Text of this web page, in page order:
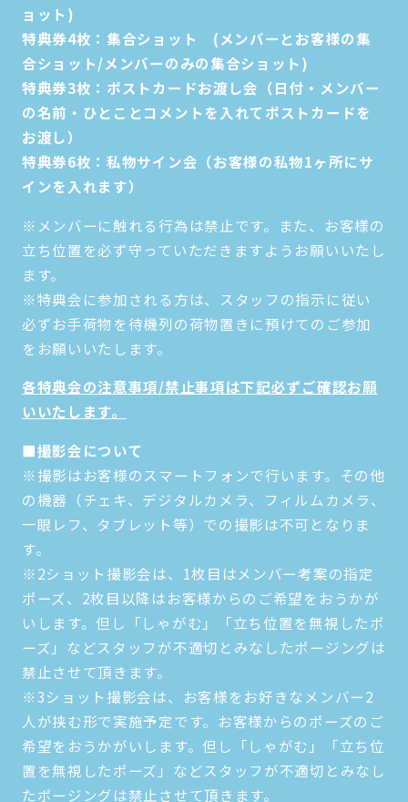
ョット)
特典券4枚：集合ショット (メンバーとお客様の集
合ショット/メンバーのみの集合ショット)
特典券3枚：ポストカードお渡し会（日付・メンバー
の名前・ひとことコメントを入れてポストカードを
お渡し）
特典券6枚：私物サイン会（お客様の私物1ヶ所にサ
インを入れます）
※メンバーに触れる行為は禁止です。また、お客様の
立ち位置を必ず守っていただきますようお願いいたし
ます。
※特典会に参加される方は、スタッフの指示に従い
必ずお手荷物を待機列の荷物置きに預けてのご参加
をお願いいたします。
各特典会の注意事項/禁止事項は下記必ずご確認お願
いいたします。
■撮影会について
※撮影はお客様のスマートフォンで行います。その他
の機器（チェキ、デジタルカメラ、フィルムカメラ、
一眼レフ、タブレット等）での撮影は不可となりま
す。
※2ショット撮影会は、1枚目はメンバー考案の指定
ポーズ、2枚目以降はお客様からのご希望をおうかが
いします。但し「しゃがむ」「立ち位置を無視したポ
ーズ」などスタッフが不適切とみなしたポージングは
禁止させて頂きます。
※3ショット撮影会は、お客様をお好きなメンバー2
人が挟む形で実施予定です。お客様からのポーズのご
希望をおうかがいします。但し「しゃがむ」「立ち位
置を無視したポーズ」などスタッフが不適切とみなし
たポージングは禁止させて頂きます。